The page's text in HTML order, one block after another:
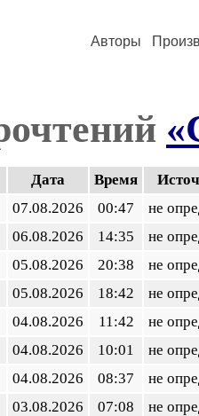
Авторы
Дата Время
07.08.2026 00:47
не
06.08.2026 14:35
не
05.08.2026 20:38
не
05.08.2026 18:42
не
04.08.2026 11:42
не
04.08.2026 10:01
не
04.08.2026 08:37
не
03.08.2026 07:08
не